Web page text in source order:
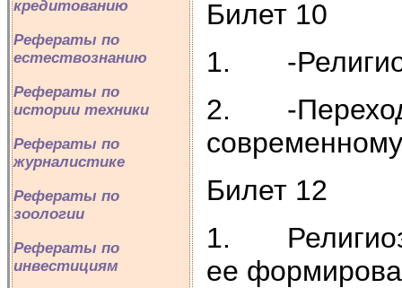
кредитованию
Рефераты по
естествознанию
Рефераты по
истории техники
Рефераты по
журналистике
Рефераты по
зоологии
Рефераты по
инвестициям
Билет 10
1. -
2. -Переход
Билет 12
1.
ее